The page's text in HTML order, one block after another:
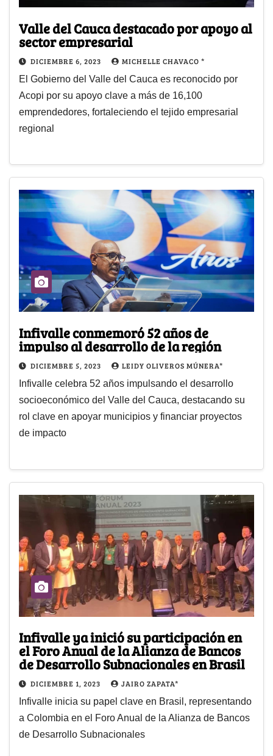
Valle del Cauca destacado por apoyo al
sector empresarial
DICIEMBRE 6, 2023 MICHELLE CHAVACO *
El Gobierno del Valle del Cauca es reconocido por
Acopi por su apoyo clave a más de 16,100
emprendedores, fortaleciendo el tejido empresarial
regional
Infivalle conmemoró 52 años de
impulso al desarrollo de la región
DICIEMBRE 5, 2023 LEIDY OLIVEROS MÚNERA*
Infivalle celebra 52 años impulsando el desarrollo
socioeconómico del Valle del Cauca, destacando su
rol clave en apoyar municipios y financiar proyectos
de impacto
Infivalle ya inició su participación en
el Foro Anual de la Alianza de Bancos
de Desarrollo Subnacionales en Brasil
DICIEMBRE 1, 2023 JAIRO ZAPATA*
Infivalle inicia su papel clave en Brasil, representando
a Colombia en el Foro Anual de la Alianza de Bancos
de Desarrollo Subnacionales